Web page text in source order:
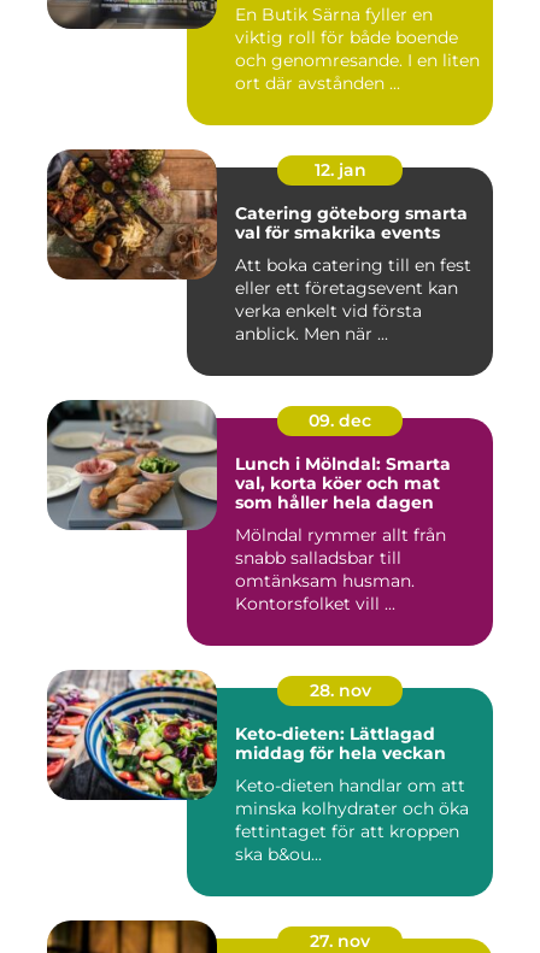
En Butik Särna fyller en
viktig roll för både boende
och genomresande. I en liten
ort där avstånden ...
12. jan
Catering göteborg smarta
val för smakrika events
Att boka catering till en fest
eller ett företagsevent kan
verka enkelt vid första
anblick. Men när ...
09. dec
Lunch i Mölndal: Smarta
val, korta köer och mat
som håller hela dagen
Mölndal rymmer allt från
snabb salladsbar till
omtänksam husman.
Kontorsfolket vill ...
28. nov
Keto-dieten: Lättlagad
middag för hela veckan
Keto-dieten handlar om att
minska kolhydrater och öka
fettintaget för att kroppen
ska b&ou...
27. nov